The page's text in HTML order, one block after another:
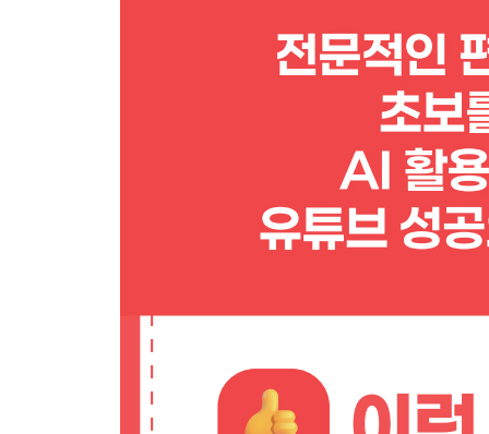
[실천 노트] 자막 삽입할 때 알면 좋은 꿀팁
[실천 노트] 컷 편집 공부가 중요한 이유
LESSON 03 휴대폰 하나로도 영상 편집할 수 있는
[실천 노트] 캡컷에서 조금 더 빠르게 컷 편집하기
캡컷 사용 시 참고할 사항
[실천 노트] PC 화면 녹화에 최적화된 OBS Studio
LESSON 04 일일이 받아쓰지 말고 AI 프로그램을